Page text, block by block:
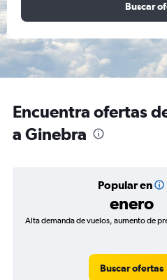
Buscar
Encuentra ofertas
a Ginebra
Popular en
enero
Alta demanda de vuelos, aumento de
Buscar ofertas